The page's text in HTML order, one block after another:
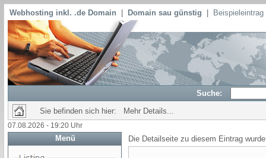
Webhosting inkl. .de Domain Domain sau günstig
Suche:
Sie befinden sich hier: Mehr Details...
07.08.2026 - 19:20 Uhr
Menü Die Detailseite zu diesem Eintrag